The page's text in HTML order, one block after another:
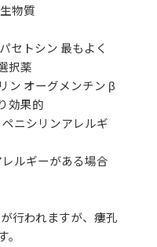
物質
セトシン 最もよく
択薬
ン オーグメンチン β
効果的
ニシリンアレルギ
ルギーがある場合
行われますが、瘻孔